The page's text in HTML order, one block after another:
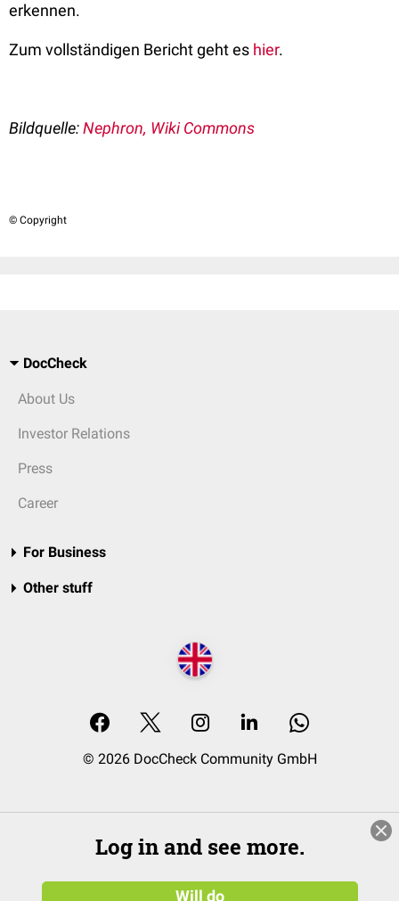
erkennen.
Zum vollständigen Bericht geht es hier.
Bildquelle:Nephron, Wiki Commons
© Copyright
DocCheck
About Us
Investor Relations
Press
Career
For Business
Other stuff
© 2026 DocCheck Community GmbH
Log in and see more.
Will do